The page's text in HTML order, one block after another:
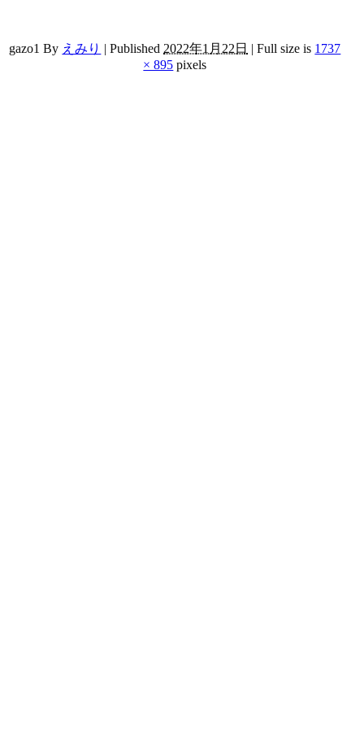
gazo1 By えみり | Published 2022年1月22日 | Full size is 1737
× 895 pixels